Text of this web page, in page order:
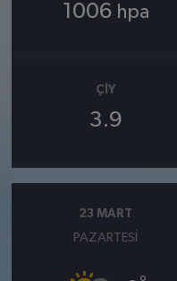
1006 hpa
ÇIY
3.9
23 MART
PAZARTESI